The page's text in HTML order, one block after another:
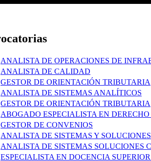
ANALISTA DE OPERACIONES DE
ANALISTA DE CALIDAD
GESTOR DE ORIENTACIÓN TRIBUTARIA
ANALISTA DE SISTEMAS ANALÍTICOS
GESTOR DE ORIENTACIÓN TRIBUTARIA
ABOGADO ESPECIALISTA EN
GESTOR DE CONVENIOS
ANALISTA DE SISTEMAS Y
ANALISTA DE SISTEMAS SOLUCIONES
ESPECIALISTA EN DOCENCIA